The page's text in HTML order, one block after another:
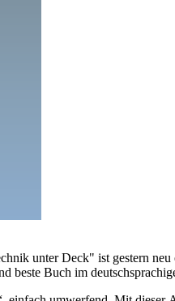
unter Deck" ist gestern
beste Buch im